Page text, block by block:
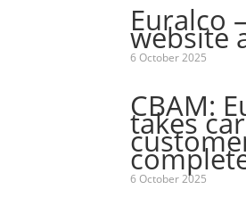
Euralco
website
6 October 2025
CBAM:
takes
6 October 2025